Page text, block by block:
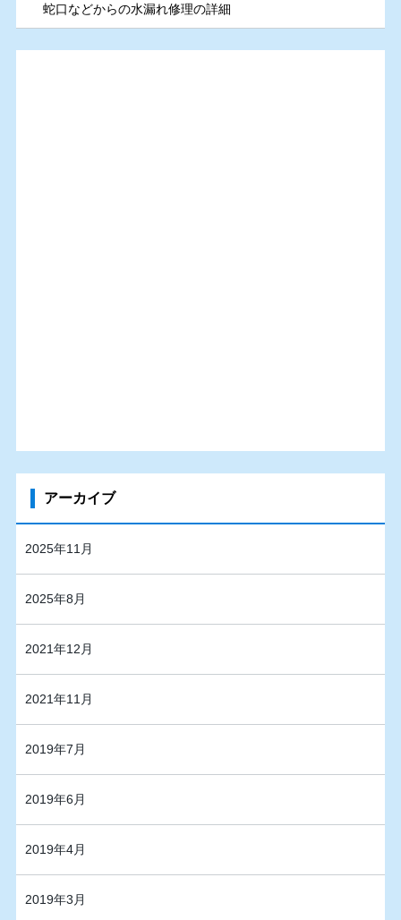
蛇口などからの水漏れ修理の詳細
アーカイブ
2025年11月
2025年8月
2021年12月
2021年11月
2019年7月
2019年6月
2019年4月
2019年3月